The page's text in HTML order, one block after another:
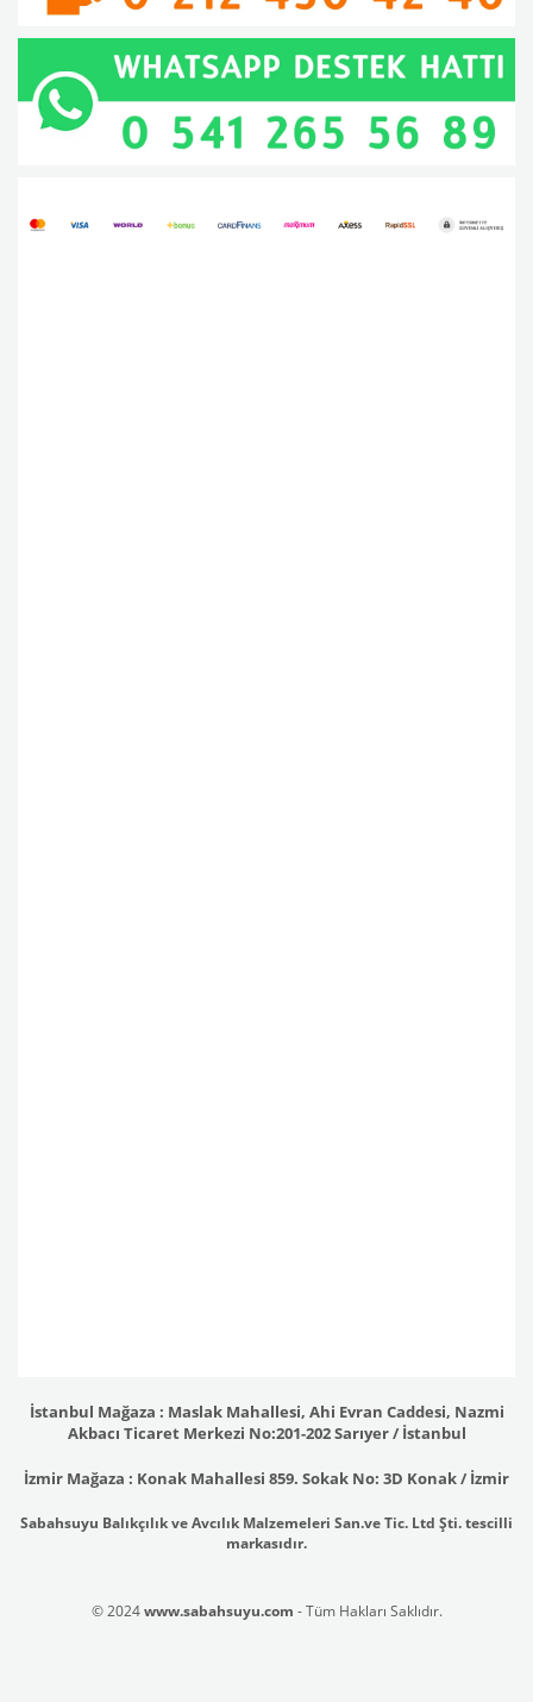
İstanbul Mağaza : Maslak Mahallesi, Ahi Evran Caddesi, Nazmi
Akbacı Ticaret Merkezi No:201-202 Sarıyer / İstanbul
İzmir Mağaza : Konak Mahallesi 859. Sokak No: 3D Konak / İzmir
Sabahsuyu Balıkçılık ve Avcılık Malzemeleri San.ve Tic. Ltd Şti. tescilli
markasıdır.
© 2024www.sabahsuyu.com - Tüm Hakları Saklıdır.